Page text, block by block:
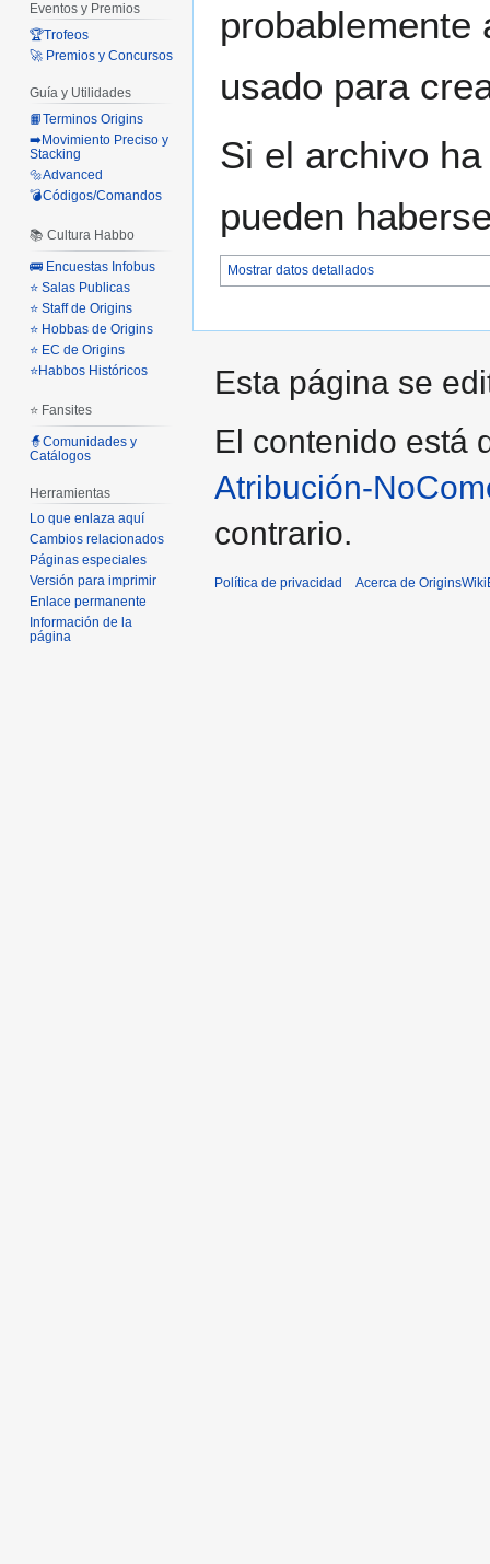
probablemente
usado para
Si el archivo
pueden
Mostrar datos detallados
Eventos y Premios
🏆Trofeos
🚀 Premios y Concursos
Guía y Utilidades
📙Terminos Origins
➡️Movimiento Preciso y
Stacking
🔩Advanced
💣Códigos/Comandos
📚 Cultura Habbo
🚌 Encuestas Infobus
⭐ Salas Publicas
⭐ Staff de Origins
⭐ Hobbas de Origins
⭐ EC de Origins
⭐Habbos Históricos
⭐ Fansites
🧙Comunidades y
Catálogos
Herramientas
Lo que enlaza aquí
Cambios relacionados
Páginas especiales
Versión para imprimir
Enlace permanente
Información de la
página
Esta página se
El contenido está
Atribución-
contrario.
Política de privacidad Acerca de